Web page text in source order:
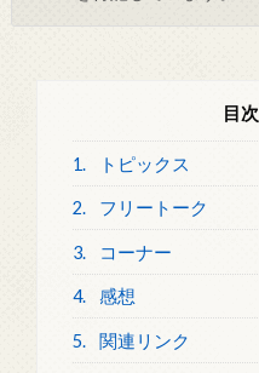
目次
1. トピックス
2. フリートーク
3. コーナー
4. 感想
5. 関連リンク